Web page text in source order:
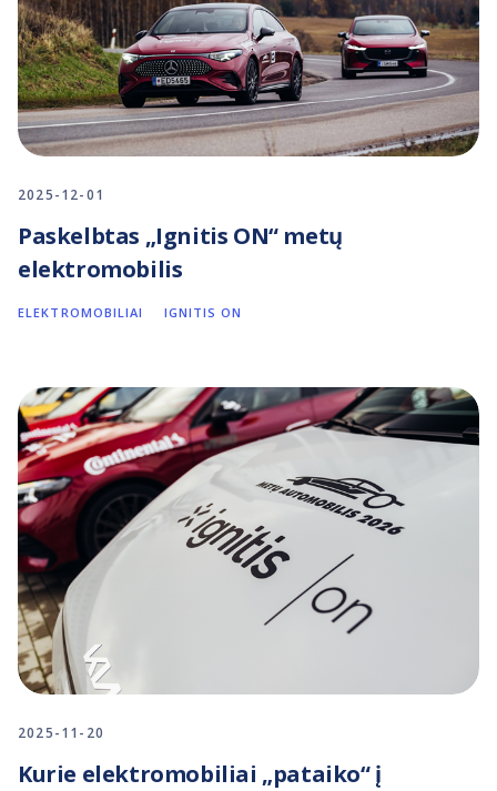
2025-12-01
Paskelbtas „Ignitis ON“ metų
elektromobilis
ELEKTROMOBILIAI IGNITIS ON
2025-11-20
Kurie elektromobiliai „pataiko“ į